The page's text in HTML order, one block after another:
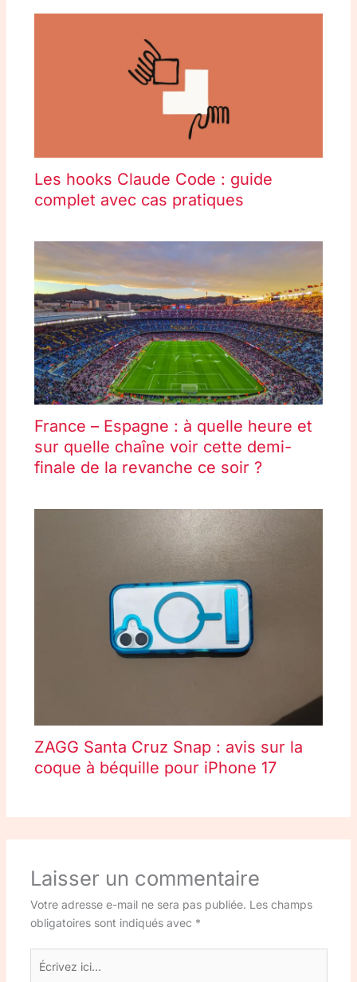
Les hooks Claude Code : guide
complet avec cas pratiques
France – Espagne : à quelle heure et
sur quelle chaîne voir cette demi-
finale de la revanche ce soir ?
ZAGG Santa Cruz Snap : avis sur la
coque à béquille pour iPhone 17
Laisser un commentaire
Votre adresse e-mail ne sera pas publiée. Les champs
obligatoires sont indiqués avec *
Écrivez
ici…